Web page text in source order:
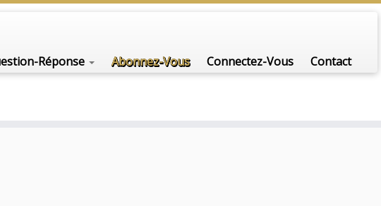
Réponse Abonnez-Vous Connectez-Vous Contact